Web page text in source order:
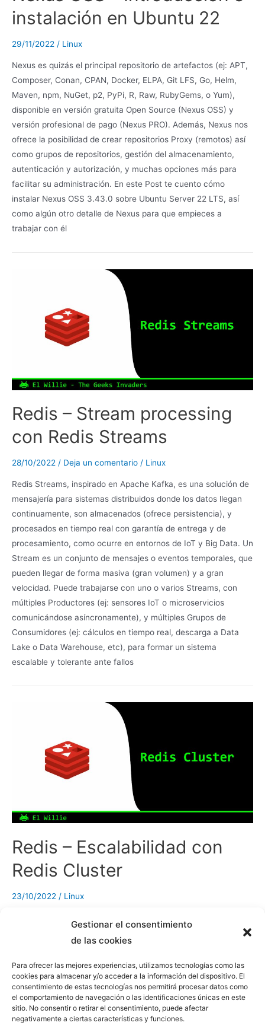
Gestionar el consentimiento
de las cookies
Para ofrecer las mejores experiencias, utilizamos tecnologías como las
cookies para almacenar y/o acceder a la información del dispositivo. El
consentimiento de estas tecnologías nos permitirá procesar datos como
el comportamiento de navegación o las identificaciones únicas en este
sitio. No consentir o retirar el consentimiento, puede afectar
negativamente a ciertas características y funciones.
instalación en Ubuntu 22
29/11/2022 / Linux
Nexus es quizás el principal repositorio de artefactos (ej: APT,
Composer, Conan, CPAN, Docker, ELPA, Git LFS, Go, Helm,
Maven, npm, NuGet, p2, PyPi, R, Raw, RubyGems, o Yum),
disponible en versión gratuita Open Source (Nexus OSS) y
versión profesional de pago (Nexus PRO). Además, Nexus nos
ofrece la posibilidad de crear repositorios Proxy (remotos) así
como grupos de repositorios, gestión del almacenamiento,
autenticación y autorización, y muchas opciones más para
facilitar su administración. En este Post te cuento cómo
instalar Nexus OSS 3.43.0 sobre Ubuntu Server 22 LTS, así
como algún otro detalle de Nexus para que empieces a
trabajar con él
Redis – Stream processing
con Redis Streams
28/10/2022 / Deja un comentario / Linux
Redis Streams, inspirado en Apache Kafka, es una solución de
mensajería para sistemas distribuidos donde los datos llegan
continuamente, son almacenados (ofrece persistencia), y
procesados en tiempo real con garantía de entrega y de
procesamiento, como ocurre en entornos de IoT y Big Data. Un
Stream es un conjunto de mensajes o eventos temporales, que
pueden llegar de forma masiva (gran volumen) y a gran
velocidad. Puede trabajarse con uno o varios Streams, con
múltiples Productores (ej: sensores IoT o microservicios
comunicándose asíncronamente), y múltiples Grupos de
Consumidores (ej: cálculos en tiempo real, descarga a Data
Lake o Data Warehouse, etc), para formar un sistema
escalable y tolerante ante fallos
Redis – Escalabilidad con
Redis Cluster
23/10/2022 / Linux
datos que tenemos en Redis entre varios nodos (Shards) entre
los que se repartiran las claves a almacenar. De este modo,
aunque alcancemos el límite de recursos de nuestra máquina,
podremos seguir creciendo a base de añadir más nodos
(escalado horizontal), donde cada nodo almacena y se
responsabiliza sólamente de una parte de las claves (un
conjunto de slots). Además, se puede combinar con la